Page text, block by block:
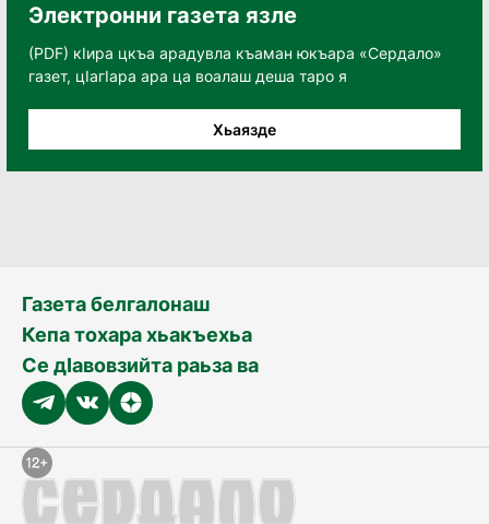
Электронни газета язле
(PDF) кӀира цкъа арадувла къаман юкъара «Сердало»
газет, цӀагӀара ара ца воалаш деша таро я
Хьаязде
Газета белгалонаш
Кепа тохара хьакъехьа
Се дӀавовзийта раьза ва